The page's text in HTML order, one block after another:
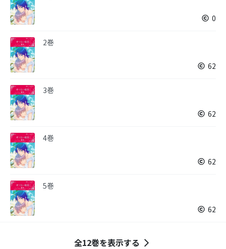
0
2巻
62
3巻
62
4巻
62
5巻
62
全12巻を表示する